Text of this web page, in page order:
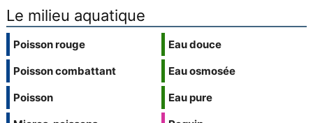
Le milieu aquatique
Poisson rouge
Poisson combattant
Poisson
Eau douce
Eau osmosée
Eau pure